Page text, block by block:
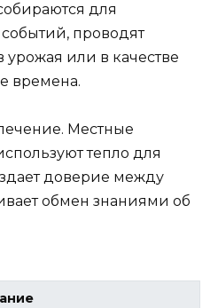
для
проводят
урожая или в качестве
времена.
Местные
тепло для
доверие между
обмен знаниями об